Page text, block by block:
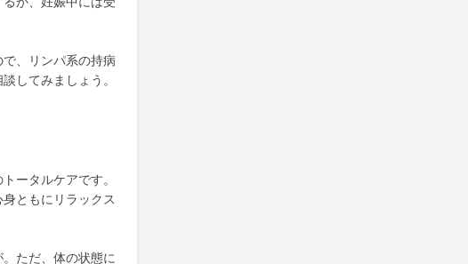
、リンパ系の持病
してみましょう。
ータルケアです。
ともにリラックス
ただ、体の状態に